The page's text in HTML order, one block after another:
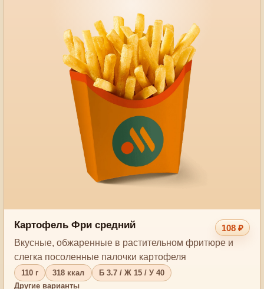
Картофель Фри средний
108 ₽
Вкусные, обжаренные в растительном фритюре и
слегка посоленные палочки картофеля
110 г 318 ккал
Б 3.7 / Ж 15 / У 40
Другие варианты